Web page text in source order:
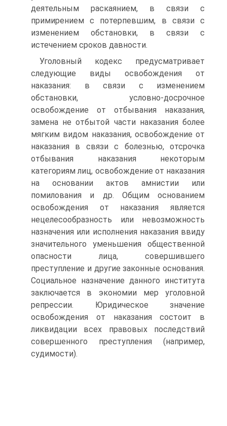
деятельным раскаянием, в связи с
примирением с потерпевшим, в связи с
изменением обстановки, в связи с
истечением сроков давности.
Уголовный кодекс предусматривает
следующие виды освобождения от
наказания: в связи с изменением
обстановки, условно-досрочное
освобождение от отбывания наказания,
замена не отбытой части наказания более
мягким видом наказания, освобождение от
наказания в связи с болезнью, отсрочка
отбывания наказания некоторым
категориям лиц, освобождение от наказания
на основании актов амнистии или
помилования и др. Общим основанием
освобождения от наказания является
нецелесообразность или невозможность
назначения или исполнения наказания ввиду
значительного уменьшения общественной
опасности лица, совершившего
преступление и другие законные основания.
Социальное назначение данного института
заключается в экономии мер уголовной
репрессии. Юридическое значение
освобождения от наказания состоит в
ликвидации всех правовых последствий
совершенного преступления (например,
судимости).